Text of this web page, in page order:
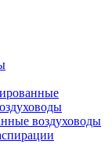
воздуховоды